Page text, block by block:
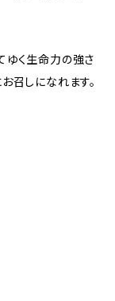
ゆく生命力の強さ
召しになれます。